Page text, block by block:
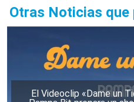
Otras Noticias
El Videoclip «Dame un